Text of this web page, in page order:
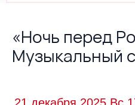
«Ночь перед
Музыкальный